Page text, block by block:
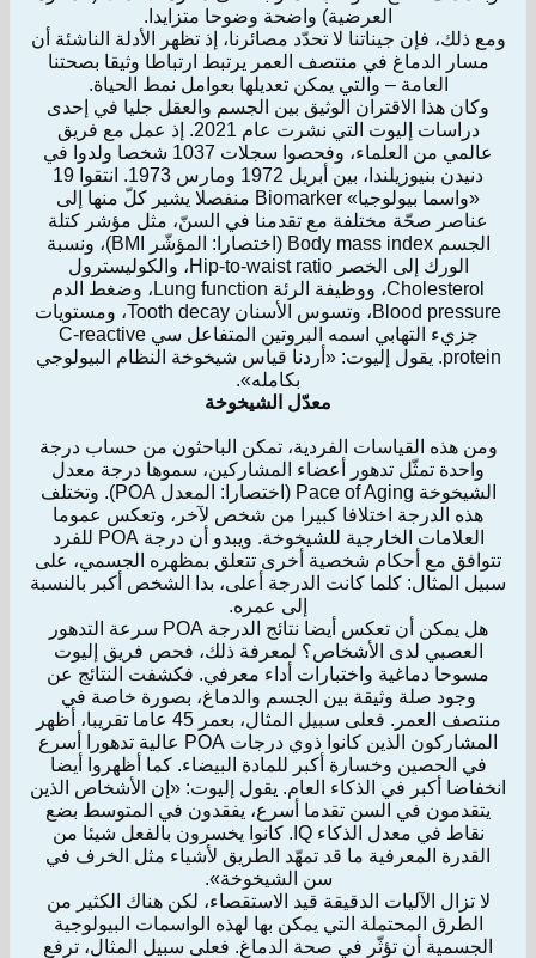
العرضية) واضحة وضوحا متزايدا.
ومع ذلك، فإن جيناتنا لا تحدّد مصائرنا، إذ تظهر الأدلة الناشئة أن
مسار الدماغ في منتصف العمر يرتبط ارتباطا وثيقا بصحتنا
العامة – والتي يمكن تعديلها بعوامل نمط الحياة.
وكان هذا الاقتران الوثيق بين الجسم والعقل جليا في إحدى
دراسات إليوت التي نشرت عام 2021. إذ عمل مع فريق
عالمي من العلماء، وفحصوا سجلات 1037 شخصا ولدوا في
دنيدن بنيوزيلندا، بين أبريل 1972 ومارس 1973. انتقوا 19
«واسما بيولوجيا» Biomarker منفصلا يشير كلّ منها إلى
عناصر صحّة مختلفة مع تقدمنا في السنّ، مثل مؤشر كتلة
الجسم Body mass index (اختصارا: المؤشّر BMI)، ونسبة
الورك إلى الخصر Hip-to-waist ratio، والكوليسترول
Cholesterol، ووظيفة الرئة Lung function، وضغط الدم
Blood pressure، وتسوس الأسنان Tooth decay، ومستويات
جزيء التهابي اسمه البروتين المتفاعل سي C-reactive
protein. يقول إليوت: «أردنا قياس شيخوخة النظام البيولوجي
بكامله».
معدّل الشيخوخة
ومن هذه القياسات الفردية، تمكن الباحثون من حساب درجة
واحدة تمثّل تدهور أعضاء المشاركين، سموها درجة معدل
الشيخوخة Pace of Aging (اختصارا: المعدل POA). وتختلف
هذه الدرجة اختلافا كبيرا من شخص لآخر، وتعكس عموما
العلامات الخارجية للشيخوخة. ويبدو أن درجة POA للفرد
تتوافق مع أحكام شخصية أخرى تتعلق بمظهره الجسمي، على
سبيل المثال: كلما كانت الدرجة أعلى، بدا الشخص أكبر بالنسبة
إلى عمره.
هل يمكن أن تعكس أيضا نتائج الدرجة POA سرعة التدهور
العصبي لدى الأشخاص؟ لمعرفة ذلك، فحص فريق إليوت
مسوحا دماغية واختبارات أداء معرفي. فكشفت النتائج عن
وجود صلة وثيقة بين الجسم والدماغ، بصورة خاصة في
منتصف العمر. فعلى سبيل المثال، بعمر 45 عاما تقريبا، أظهر
المشاركون الذين كانوا ذوي درجات POA عالية تدهورا أسرع
في الحصين وخسارة أكبر للمادة البيضاء. كما أظهروا أيضا
انخفاضا أكبر في الذكاء العام. يقول إليوت: «إن الأشخاص الذين
يتقدمون في السن تقدما أسرع، يفقدون في المتوسط بضع
نقاط في معدل الذكاء IQ. كانوا يخسرون بالفعل شيئا من
القدرة المعرفية ما قد تمهّد الطريق لأشياء مثل الخرف في
سن الشيخوخة».
لا تزال الآليات الدقيقة قيد الاستقصاء، لكن هناك الكثير من
الطرق المحتملة التي يمكن بها لهذه الواسمات البيولوجية
الجسمية أن تؤثّر في صحة الدماغ. فعلى سبيل المثال، ترفع